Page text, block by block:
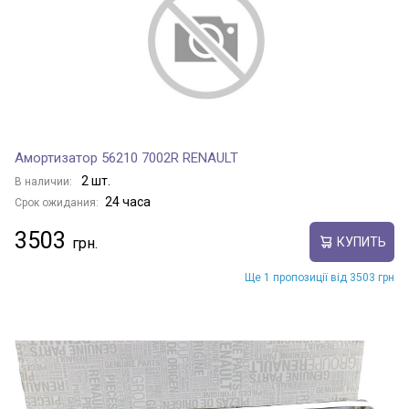
Амортизатор 56210 7002R RENAULT
В наличии: 2 шт.
Срок ожидания: 24 часа
3503 КУПИТЬ
Ще 1 пропозиції від 3503 грн